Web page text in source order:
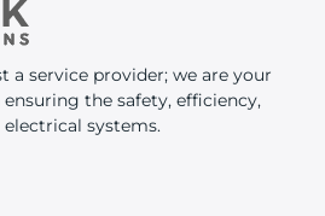
a service provider; we are your
the safety, efficiency,
systems.